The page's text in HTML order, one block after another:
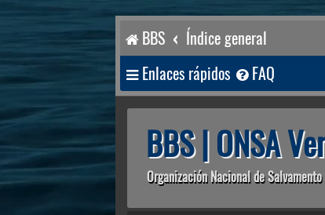
BBS Índice general
Enlaces rápidos FAQ
BBS | ONSA
Organización Nacional de